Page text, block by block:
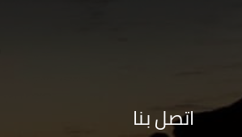
اتصل بنا